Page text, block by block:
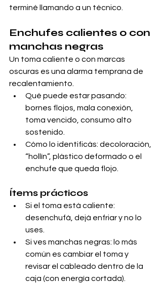
terminé llamando a un técnico.
Enchufes calientes o con
manchas negras
Un toma caliente o con marcas
oscuras es una alarma temprana de
recalentamiento.
Qué puede estar pasando:
bornes flojos, mala conexión,
toma vencido, consumo alto
sostenido.
Cómo lo identificás: decoloración,
“hollín”, plástico deformado o el
enchufe que queda flojo.
Ítems prácticos
Si el toma está caliente:
desenchufá, dejá enfriar y no lo
uses.
Si ves manchas negras: lo más
común es cambiar el toma y
revisar el cableado dentro de la
caja (con energía cortada).